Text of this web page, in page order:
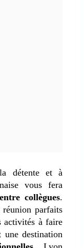
détente et à
vous fera
collègues.
parfaits
activités à faire
une destination